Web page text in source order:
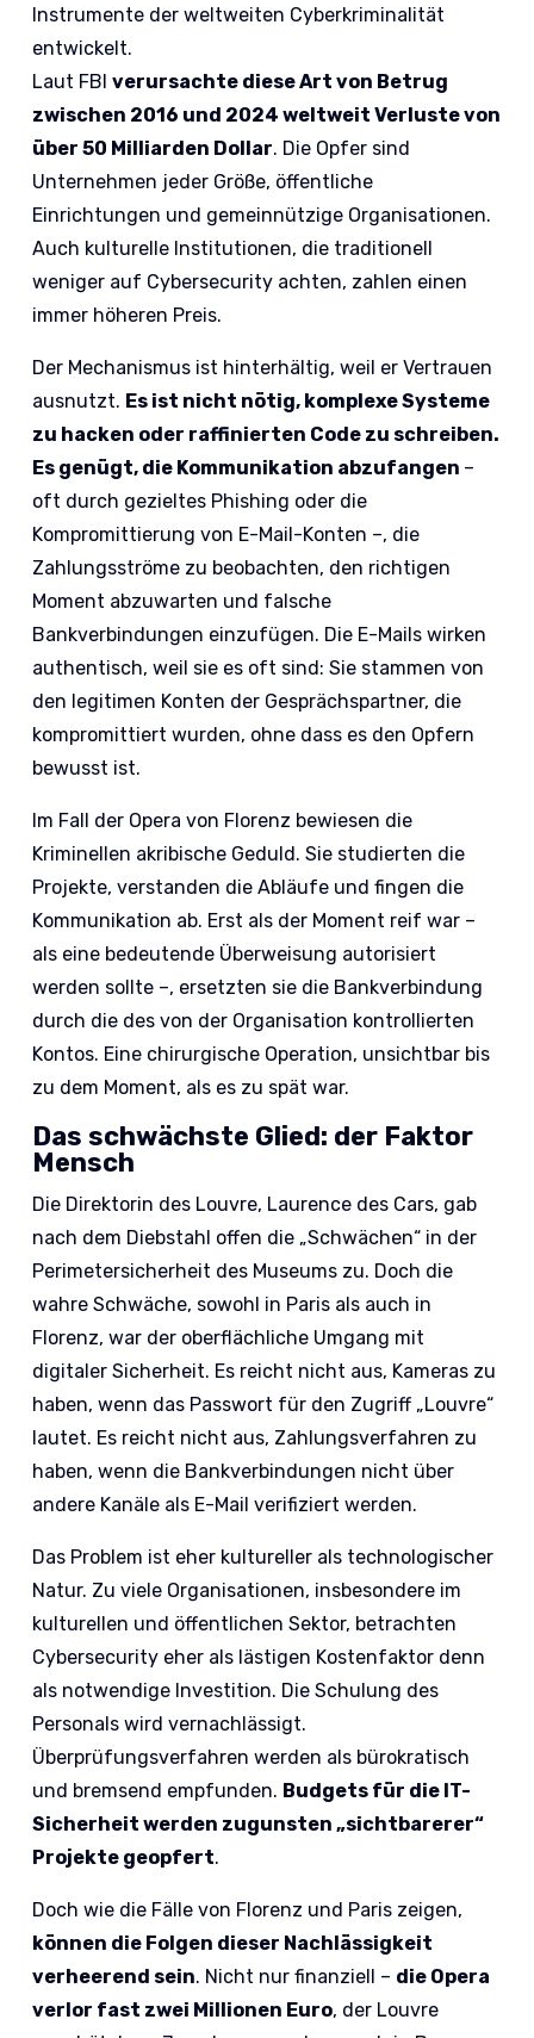
Instrumente der weltweiten Cyberkriminalität
entwickelt.
Laut FBIverursachte diese Art von Betrug
zwischen 2016 und 2024 weltweit Verluste von
über 50 Milliarden Dollar. Die Opfer sind
Unternehmen jeder Größe, öffentliche
Einrichtungen und gemeinnützige Organisationen.
Auch kulturelle Institutionen, die traditionell
weniger auf Cybersecurity achten, zahlen einen
immer höheren Preis.
Der Mechanismus ist hinterhältig, weil er Vertrauen
ausnutzt. Es ist nicht nötig, komplexe Systeme
zu hacken oder raffinierten Code zu schreiben.
Es genügt, die Kommunikation abzufangen –
oft durch gezieltes Phishing oder die
Kompromittierung von E-Mail-Konten –, die
Zahlungsströme zu beobachten, den richtigen
Moment abzuwarten und falsche
Bankverbindungen einzufügen. Die E-Mails wirken
authentisch, weil sie es oft sind: Sie stammen von
den legitimen Konten der Gesprächspartner, die
kompromittiert wurden, ohne dass es den Opfern
bewusst ist.
Im Fall der Opera von Florenz bewiesen die
Kriminellen akribische Geduld. Sie studierten die
Projekte, verstanden die Abläufe und fingen die
Kommunikation ab. Erst als der Moment reif war –
als eine bedeutende Überweisung autorisiert
werden sollte –, ersetzten sie die Bankverbindung
durch die des von der Organisation kontrollierten
Kontos. Eine chirurgische Operation, unsichtbar bis
zu dem Moment, als es zu spät war.
Das schwächste Glied: der Faktor
Mensch
Die Direktorin des Louvre, Laurence des Cars, gab
nach dem Diebstahl offen die „Schwächen“ in der
Perimetersicherheit des Museums zu. Doch die
wahre Schwäche, sowohl in Paris als auch in
Florenz, war der oberflächliche Umgang mit
digitaler Sicherheit. Es reicht nicht aus, Kameras zu
haben, wenn das Passwort für den Zugriff „Louvre“
lautet. Es reicht nicht aus, Zahlungsverfahren zu
haben, wenn die Bankverbindungen nicht über
andere Kanäle als E-Mail verifiziert werden.
Das Problem ist eher kultureller als technologischer
Natur. Zu viele Organisationen, insbesondere im
kulturellen und öffentlichen Sektor, betrachten
Cybersecurity eher als lästigen Kostenfaktor denn
als notwendige Investition. Die Schulung des
Personals wird vernachlässigt.
Überprüfungsverfahren werden als bürokratisch
und bremsend empfunden. Budgets für die IT-
Sicherheit werden zugunsten „sichtbarerer“
Projekte geopfert.
Doch wie die Fälle von Florenz und Paris zeigen,
können die Folgen dieser Nachlässigkeit
verheerend sein. Nicht nur finanziell – die Opera
verlor fast zwei Millionen Euro, der Louvre